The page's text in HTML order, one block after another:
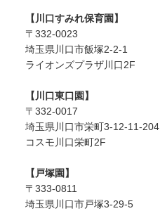
【川口すみれ保育園】
〒332-0023
埼玉県川口市飯塚2-2-1
ライオンズプラザ川口2F
【川口東口園】
〒332-0017
埼玉県川口市栄町3-12-11-204
コスモ川口栄町2F
【戸塚園】
〒333-0811
埼玉県川口市戸塚3-29-5